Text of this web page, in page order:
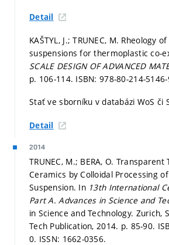
Detail
KAŠTYL, J.; TRUNEC, M. Rheology
suspensions for thermoplastic co-
SCALE DESIGN OF ADVANCED
p. 106-114. ISBN: 978-80-214-
Stať ve sborníku v databázi WoS či
Detail
2014
TRUNEC, M.; BERA, O.
Ceramics by Colloidal Processing
Suspension. In 13th International
Part A.Advances in Science and
in Science and Technology. Zurich,
Tech Publication, 2014. p. 85-90.
0. ISSN: 1662-0356.